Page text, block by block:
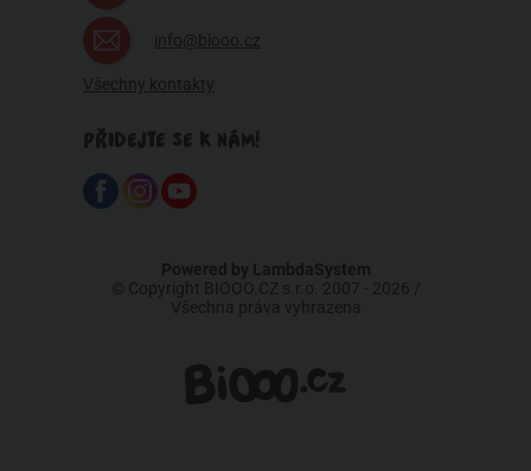
info@biooo.cz
Všechny kontakty
PŘIDEJTE SE K NÁM!
Powered by LambdaSystem
© Copyright BIOOO.CZ s.r.o. 2007 - 2026 /
Všechna práva vyhrazena